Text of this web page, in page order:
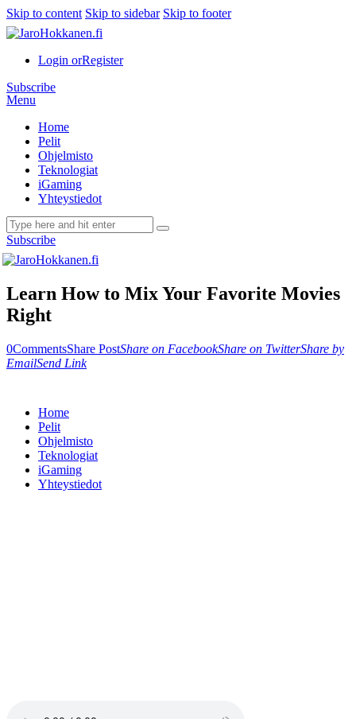
Skip to content Skip to sidebar Skip to footer
Login orRegister
Subscribe
Menu
Home
Pelit
Ohjelmisto
Teknologiat
iGaming
Yhteystiedot
Subscribe
Learn How to Mix Your Favorite Movies
Right
0CommentsShare PostShare on FacebookShare on TwitterShare by
EmailSend Link
Home
Pelit
Ohjelmisto
Teknologiat
iGaming
Yhteystiedot